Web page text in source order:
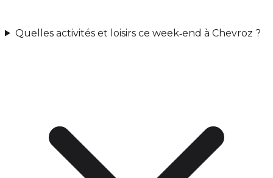
Quelles activités et loisirs ce week‑end à Chevroz ?